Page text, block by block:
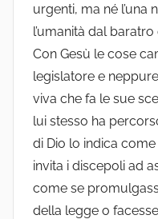
urgenti, ma né l’una
l’umanità dal
Con Gesù le cose
legislatore e
viva che fa le sue
lui stesso ha
di Dio lo indica
invita i discepoli ad
come se
della legge o